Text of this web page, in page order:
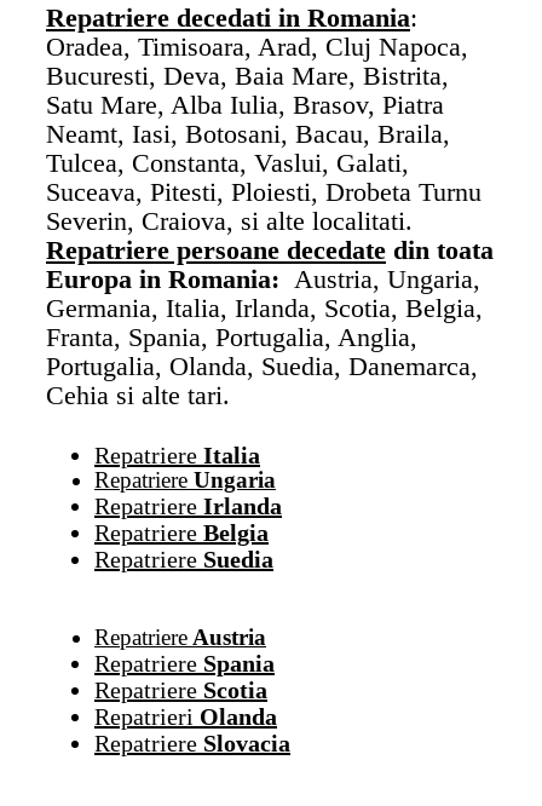
Repatriere decedati in Romania:
Oradea, Timisoara, Arad, Cluj Napoca,
Bucuresti, Deva, Baia Mare, Bistrita,
Satu Mare, Alba Iulia, Brasov, Piatra
Neamt, Iasi, Botosani, Bacau, Braila,
Tulcea, Constanta, Vaslui, Galati,
Suceava, Pitesti, Ploiesti, Drobeta Turnu
Severin, Craiova, si alte localitati.
Repatriere persoane decedate din toata
Europa in Romania: Austria, Ungaria,
Germania, Italia, Irlanda, Scotia, Belgia,
Franta, Spania, Portugalia, Anglia,
Portugalia, Olanda, Suedia, Danemarca,
Cehia si alte tari.
Repatriere Italia
Repatriere Ungaria
Repatriere Irlanda
Repatriere Belgia
Repatriere Suedia
Repatriere Austria
Repatriere Spania
Repatriere Scotia
Repatrieri Olanda
Repatriere Slovacia